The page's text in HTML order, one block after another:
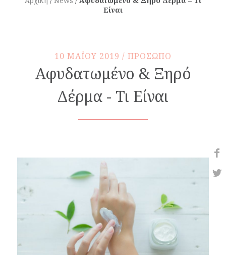
Είναι
10 MAΪOY 2019 / ΠΡΟΣΩΠΟ
Αφυδατωμένο & Ξηρό
Δέρμα - Τι Είναι